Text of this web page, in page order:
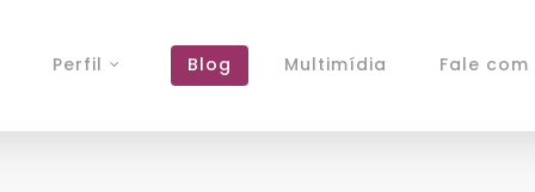
Perfil Blog Multimídia Fale com